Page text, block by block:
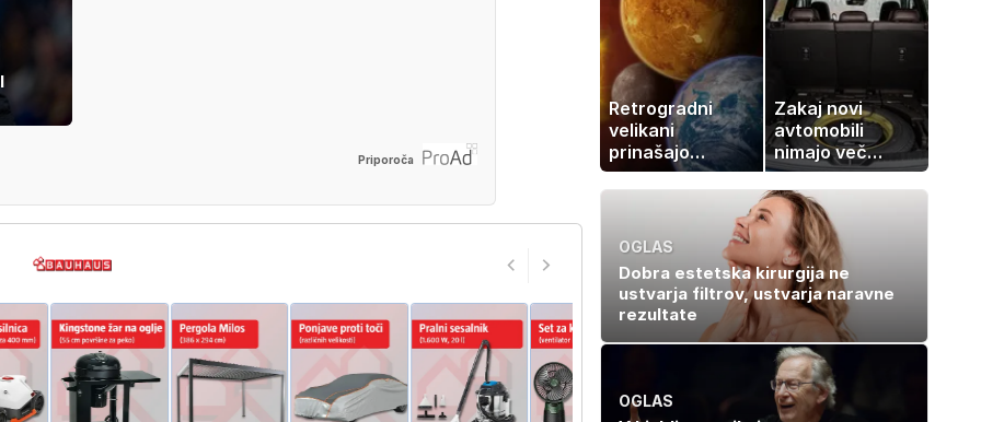
Priporoča
Retrogradni
velikani
prinašajo
pomembne
premike – kaj
Saturn, Neptun
in Pluton hkrati
retrogradni?
Zakaj novi
avtomobili
nimajo več
rezervne gume?
OGLAS
Dobra estetska kirurgija ne
ustvarja filtrov, ustvarja naravne
rezultate
OGLAS